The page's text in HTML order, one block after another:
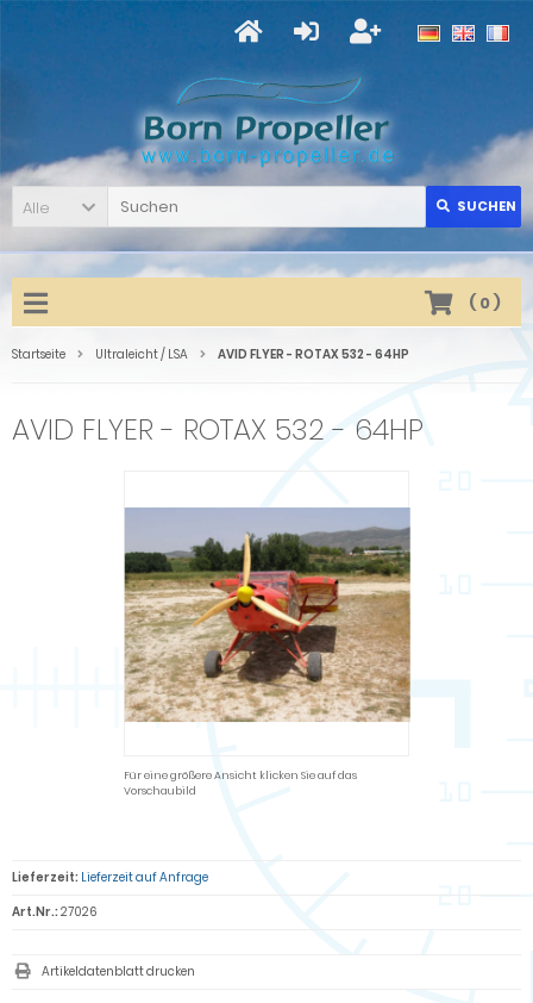
Alle SUCHEN
( 0)
Startseite Ultraleicht / LSA AVID FLYER - ROTAX 532 - 64HP
AVID FLYER - ROTAX 532 - 64HP
Für eine größere Ansicht klicken Sie auf das
Vorschaubild
Lieferzeit: Lieferzeit auf Anfrage
Art.Nr.: 27026
Artikeldatenblatt drucken